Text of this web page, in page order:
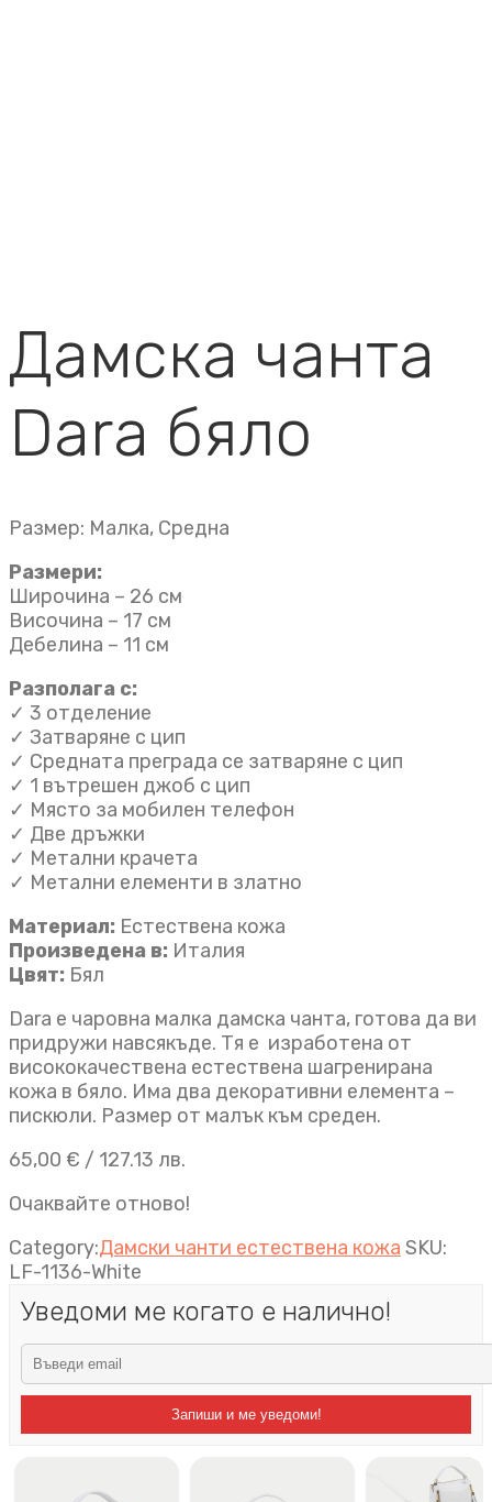
Дамска чанта
Dara бяло
Размер: Малка, Средна
Размери:
Широчина – 26 см
Височина – 17 см
Дебелина – 11 см
Разполага с:
✓ 3 отделение
✓ Затваряне с цип
✓ Средната преграда се затваряне с цип
✓ 1 вътрешен джоб с цип
✓ Място за мобилен телефон
✓ Две дръжки
✓ Метални крачета
✓ Метални елементи в златно
Материал: Естествена кожа
Произведена в: Италия
Цвят: Бял
Dara e чаровна малка дамска чанта, готова да ви
придружи навсякъде. Тя е изработена от
висококачествена естествена шагренирана
кожа в бяло. Има два декоративни елемента –
пискюли. Размер от малък към среден.
65,00 € / 127.13 лв.
Очаквайте отново!
Category:Дамски чанти естествена кожа SKU:
LF-1136-White
Уведоми ме когато е налично!
Запиши и ме уведоми!